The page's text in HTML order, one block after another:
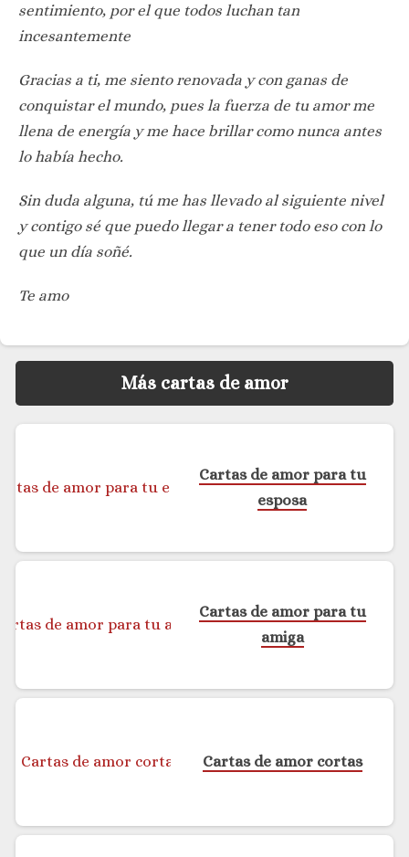
sentimiento, por el que todos luchan tan
incesantemente
Gracias a ti, me siento renovada y con ganas de
conquistar el mundo, pues la fuerza de tu amor me
llena de energía y me hace brillar como nunca antes
lo había hecho.
Sin duda alguna, tú me has llevado al siguiente nivel
y contigo sé que puedo llegar a tener todo eso con lo
que un día soñé.
Te amo
Más cartas de amor
Cartas de amor para tu
esposa
Cartas de amor para tu
amiga
Cartas de amor cortas